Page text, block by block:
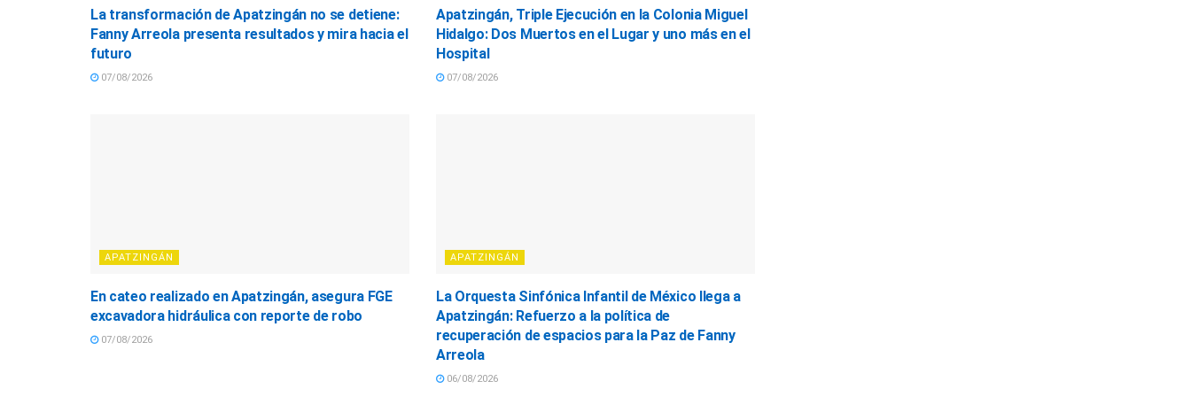
La transformación de Apatzingán no se detiene:
Fanny Arreola presenta resultados y mira hacia el
futuro
07/08/2026
Apatzingán, Triple Ejecución en la Colonia Miguel
Hidalgo: Dos Muertos en el Lugar y uno más en el
Hospital
07/08/2026
APATZINGÁN
En cateo realizado en Apatzingán, asegura FGE
excavadora hidráulica con reporte de robo
07/08/2026
APATZINGÁN
La Orquesta Sinfónica Infantil de México llega a
Apatzingán: Refuerzo a la política de
recuperación de espacios para la Paz de Fanny
Arreola
06/08/2026